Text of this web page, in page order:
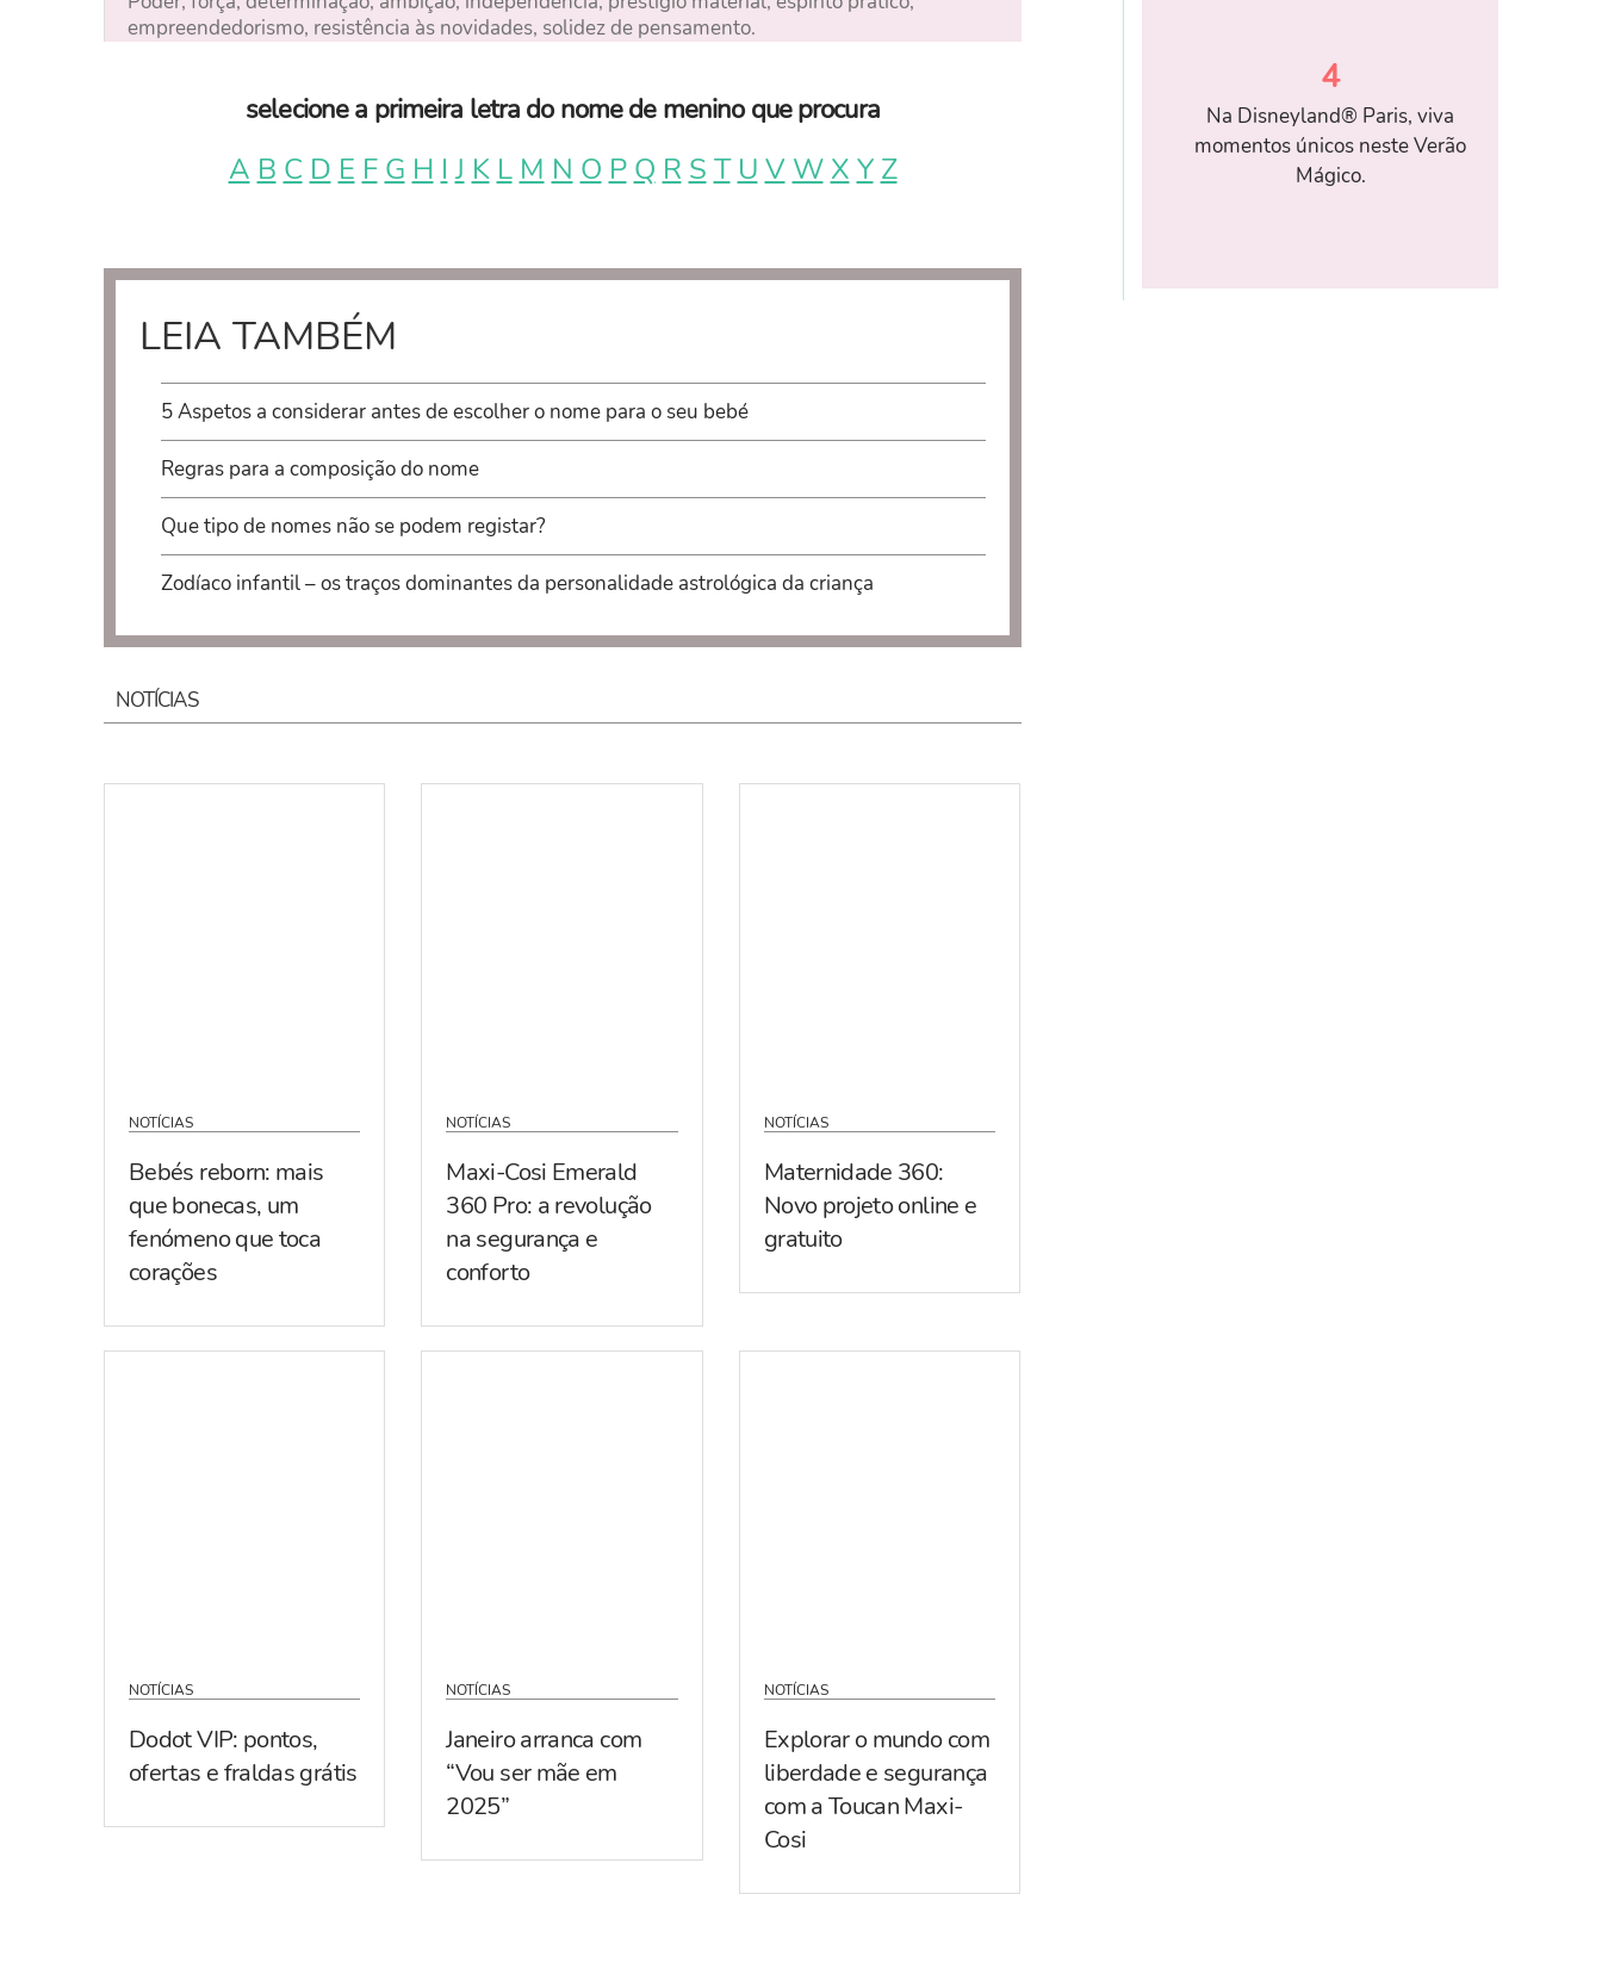
empreendedorismo, resistência às novidades, solidez de pensamento.
selecione a primeira letra do nome de menino que procura
A B C D E F G H I J K L M N O P Q R S T U V W X Y Z
LEIA TAMBÉM
5 Aspetos a considerar antes de escolher o nome para o seu bebé
Regras para a composição do nome
Que tipo de nomes não se podem registar?
Zodíaco infantil – os traços dominantes da personalidade astrológica da criança
NOTÍCIAS
NOTÍCIAS
Bebés reborn: mais
que bonecas, um
fenómeno que toca
corações
NOTÍCIAS
Maxi-Cosi Emerald
360 Pro: a revolução
na segurança e
conforto
NOTÍCIAS
Maternidade 360:
Novo projeto online e
gratuito
NOTÍCIAS
Dodot VIP: pontos,
ofertas e fraldas grátis
NOTÍCIAS
Janeiro arranca com
“Vou ser mãe em
2025”
NOTÍCIAS
Explorar o mundo com
liberdade e segurança
com a Toucan Maxi-
Cosi
4
Na Disneyland® Paris, viva
momentos únicos neste Verão
Mágico.